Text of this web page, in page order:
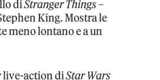
diStranger Things–
King. Mostra le
meno lontano e a un
live-action diStar Wars